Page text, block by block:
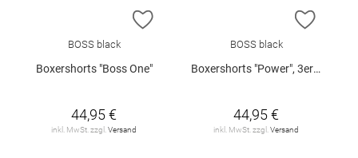
ZUR WUNSCHLISTE HINZUFÜGEN
BOSS black
Boxershorts "Boss One"
44,95 €
inkl. MwSt. zzgl. Versand
ZUR
BOSS black
Boxershorts "Power", 3er-Pack
44,95 €
inkl. MwSt. zzgl. Versand